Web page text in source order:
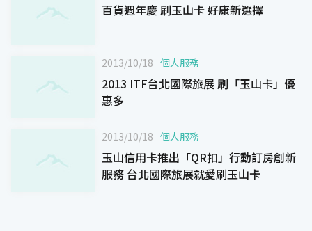
百貨週年慶 刷玉山卡 好康新選擇
2013/10/18 個人服務
2013 ITF台北國際旅展 刷「玉山卡」優
惠多
2013/10/18 個人服務
玉山信用卡推出「QR扣」行動訂房創新
服務 台北國際旅展就愛刷玉山卡